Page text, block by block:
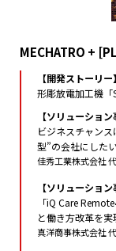
MECHATRO +
【開発ストーリー】
形彫放電加工機「
【ソリューショ
ビジネスチャン
型”の会社にした
佳秀工業株式会社
【ソリューショ
「iQ Care
と働き方改革を実
真洋商事株式会社